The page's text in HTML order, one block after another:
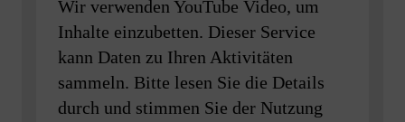
Wir verwenden YouTube Video, um
Inhalte einzubetten. Dieser Service
kann Daten zu Ihren Aktivitäten
sammeln. Bitte lesen Sie die Details
durch und stimmen Sie der Nutzung